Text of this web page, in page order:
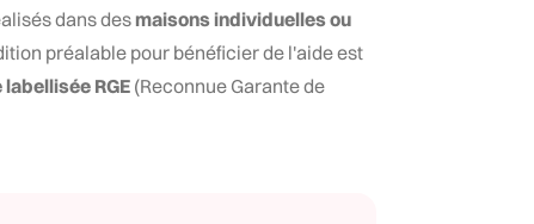
dans desmaisons individuelles ou
préalable pour bénéficier de l'aide est
RGE(Reconnue Garante de